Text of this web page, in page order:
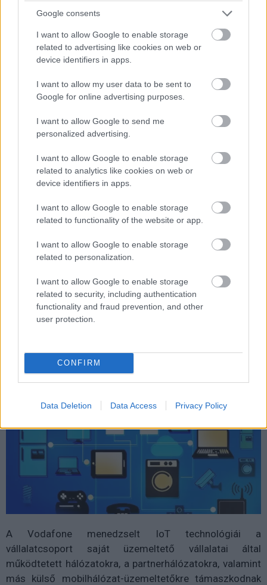
Google consents
I want to allow Google to enable storage
related to advertising like cookies on web or
device identifiers in apps.
I want to allow my user data to be sent to
Google for online advertising purposes.
I want to allow Google to send me
personalized advertising.
I want to allow Google to enable storage
related to analytics like cookies on web or
device identifiers in apps.
I want to allow Google to enable storage
related to functionality of the website or app.
I want to allow Google to enable storage
related to personalization.
I want to allow Google to enable storage
related to security, including authentication
functionality and fraud prevention, and other
user protection.
CONFIRM
Data Deletion Data Access Privacy Policy
A szolgáltató közölte, hogy IoT kapcsolatainak száma
havonta egy millióval nő, ami a leggyorsabb növekedés
az iparágban. Az IoT kapcsolatok számának különösen
gyors növekedése az autóiparban, az egészségügyben
és a közszolgáltatói szektorban jelentős.
Nagy büszkeséggel tölt el minket, hogy ezt a fontos
mérföldkövet a Vodafone Csoport érte el elsőként a
vállalati szolgáltatások üzletágának vezérigazgató-
helyettese. Mint mondta, Magyarországon is egyre több
helyen vesszük igénybe az IoT megoldásokat,
elsősorban a járműbiztonság, a lakásbiztosítás és az
épületgépészet területén. A változatos felhasználásra jó
és -keltető vállalkozás, a devecseri Gallus Kft. Vodafone
IoT megoldással tette biztonságosabbá működését,
valamint a Fővárosi Állat- és Növénykertben is
IoT eszközök vigyáznak a világ egyik legkülönlegesebb
rágcsálójának, a csupasz turkálónak és az egyik
legritkább rovarának, a levélvágó hangyának az
A Vodafone menedzselt IoT technológiái a
vállalatcsoport saját üzemeltető vállalatai által
működtetett hálózatokra, a partnerhálózatokra, valamint
más külső mobilhálózat-üzemeltetőkre támaszkodnak